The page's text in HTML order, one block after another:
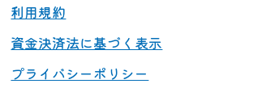
利用規約
資金決済法に基づく表示
プライバシーポリシー